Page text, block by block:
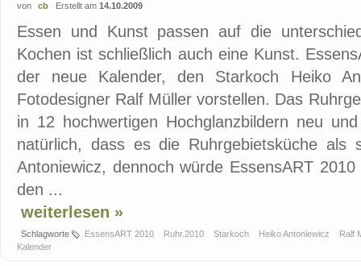
von cb Erstellt am 14.10.2009
Essen und Kunst passen auf die
Kochen ist schließlich auch eine Kunst.
der neue Kalender, den Starkoch Heiko
Fotodesigner Ralf Müller vorstellen. Das
in 12 hochwertigen Hochglanzbildern neu
natürlich, dass es die Ruhrgebietsküche als
Antoniewicz, dennoch würde EssensART
den ...
weiterlesen »
Schlagworte EssensART 2010 Ruhr.2010 Starkoch Heiko Antoniewicz
Ralf
Kalender